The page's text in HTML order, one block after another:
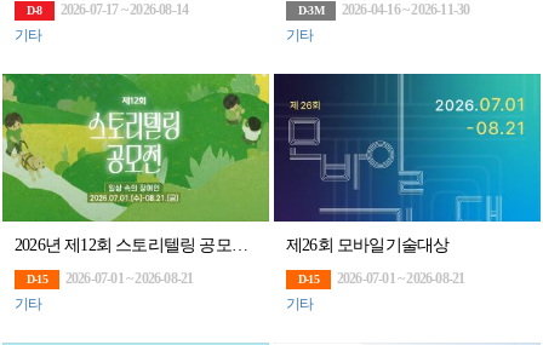
D-8
2026-07-17 ~ 2026-08-14
기타
D-3M
2026-04-16 ~ 2026-11-30
기타
2026년 제12회 스토리텔링 공모전 <일상 속의 장애인>
D-15
2026-07-01 ~ 2026-08-21
기타
제26회 모바일기술대상
D-15
2026-07-01 ~ 2026-08-21
기타